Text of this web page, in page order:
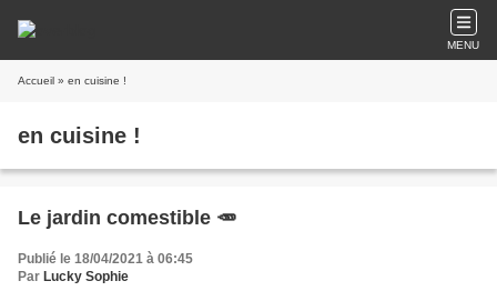
MENU
Accueil » en cuisine !
en cuisine !
Le jardin comestible 🥕
Publié le 18/04/2021 à 06:45
Par Lucky Sophie